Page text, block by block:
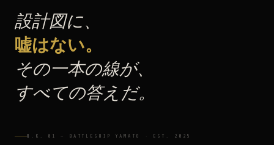
設計図に、
嘘はない。
その一本の線が、
すべての答えだ。
N.K. 01 — BATTLESHIP YAMATO · EST. 2025